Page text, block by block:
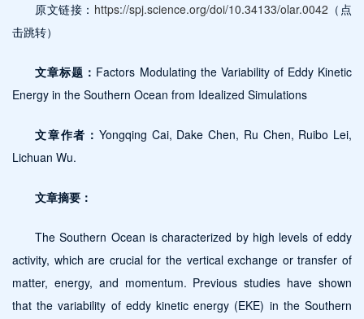
原文链接： https://spj.science.org/doi/10.34133/olar.0042 （点
击跳转）
文章标题： Factors Modulating the Variability of Eddy Kinetic
Energy in the Southern Ocean from Idealized Simulations
文章作者： Yongqing Cai, Dake Chen, Ru Chen, Ruibo Lei,
Lichuan Wu.
文章摘要：
The Southern Ocean is characterized by high levels of eddy
activity, which are crucial for the vertical exchange or transfer of
matter, energy, and momentum. Previous studies have shown
that the variability of eddy kinetic energy (EKE) in the Southern